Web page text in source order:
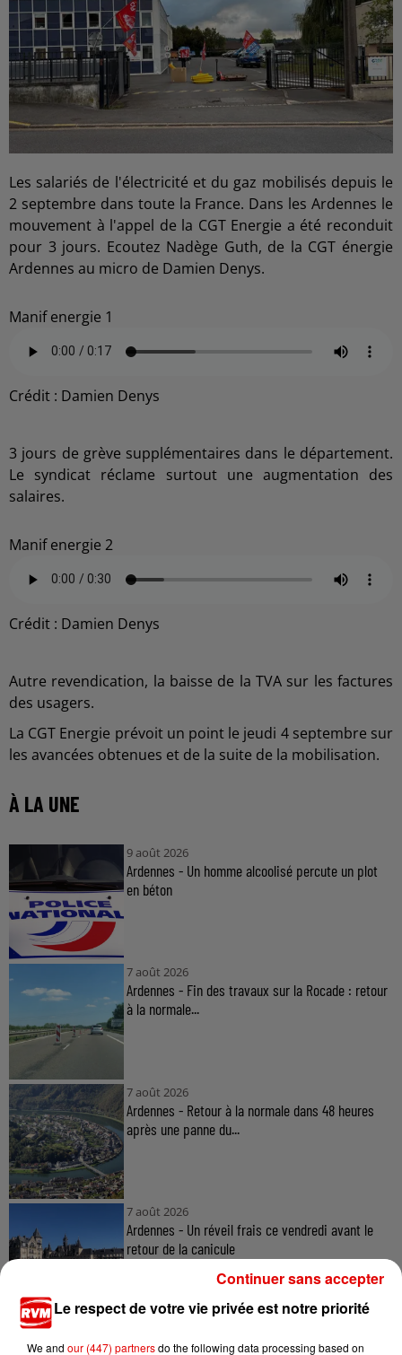
Les salariés de l'électricité et du gaz mobilisés depuis le
2 septembre dans toute la France. Dans les Ardennes le
mouvement à l'appel de la CGT Energie a été reconduit
pour 3 jours. Ecoutez Nadège Guth, de la CGT énergie
Ardennes au micro de Damien Denys.
Manif energie 1
Crédit : Damien Denys
3 jours de grève supplémentaires dans le département.
Le syndicat réclame surtout une augmentation des
salaires.
Manif energie 2
Crédit : Damien Denys
Autre revendication, la baisse de la TVA sur les factures
des usagers.
La CGT Energie prévoit un point le jeudi 4 septembre sur
les avancées obtenues et de la suite de la mobilisation.
À LA UNE
9 août 2026
Ardennes - Un homme alcoolisé percute un plot
en béton
7 août 2026
Ardennes - Fin des travaux sur la Rocade : retour
à la normale...
7 août 2026
Ardennes - Retour à la normale dans 48 heures
après une panne du...
7 août 2026
Ardennes - Un réveil frais ce vendredi avant le
retour de la canicule
Le respect de votre vie privée est notre priorité
We and our (447) partnersdo the following data processing based on
Continuer sans accepter